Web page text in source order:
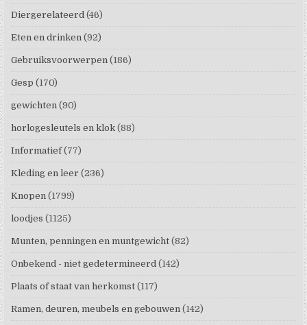
Diergerelateerd (46)
Eten en drinken (92)
Gebruiksvoorwerpen (186)
Gesp (170)
gewichten (90)
horlogesleutels en klok (88)
Informatief (77)
Kleding en leer (236)
Knopen (1799)
loodjes (1125)
Munten, penningen en muntgewicht (82)
Onbekend - niet gedetermineerd (142)
Plaats of staat van herkomst (117)
Ramen, deuren, meubels en gebouwen (142)